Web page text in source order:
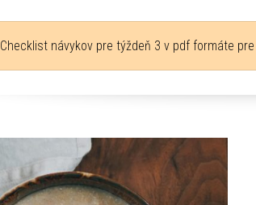
Checklist návykov pre týždeň 3 v pdf formáte